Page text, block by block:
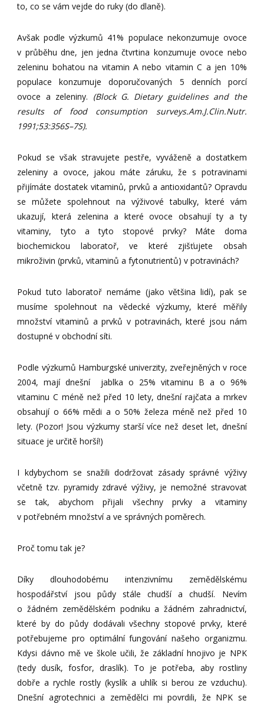
to, co se vám vejde do ruky (do dlaně).
Avšak podle výzkumů 41% populace nekonzumuje ovoce
v průběhu dne, jen jedna čtvrtina konzumuje ovoce nebo
zeleninu bohatou na vitamin A nebo vitamin C a jen 10%
populace konzumuje doporučovaných 5 denních porcí
ovoce a zeleniny. (Block G. Dietary guidelines and the
results of food consumption surveys.Am.J.Clin.Nutr.
1991;53:356S–7S).
Pokud se však stravujete pestře, vyváženě a dostatkem
zeleniny a ovoce, jakou máte záruku, že s potravinami
přijímáte dostatek vitaminů, prvků a antioxidantů? Opravdu
se můžete spolehnout na výživové tabulky, které vám
ukazují, která zelenina a které ovoce obsahují ty a ty
vitaminy, tyto a tyto stopové prvky? Máte doma
biochemickou laboratoř, ve které zjišťujete obsah
mikroživin (prvků, vitaminů a fytonutrientů) v potravinách?
Pokud tuto laboratoř nemáme (jako většina lidí), pak se
musíme spolehnout na vědecké výzkumy, které měřily
množství vitaminů a prvků v potravinách, které jsou nám
dostupné v obchodní síti.
Podle výzkumů Hamburgské univerzity, zveřejněných v roce
2004, mají dnešní jablka o 25% vitaminu B a o 96%
vitaminu C méně než před 10 lety, dnešní rajčata a mrkev
obsahují o 66% mědi a o 50% železa méně než před 10
lety. (Pozor! Jsou výzkumy starší více než deset let, dnešní
situace je určitě horší!)
I kdybychom se snažili dodržovat zásady správné výživy
včetně tzv. pyramidy zdravé výživy, je nemožné stravovat
se tak, abychom přijali všechny prvky a vitaminy
v potřebném množství a ve správných poměrech.
Proč tomu tak je?
Díky dlouhodobému intenzivnímu zemědělskému
hospodářství jsou půdy stále chudší a chudší. Nevím
o žádném zemědělském podniku a žádném zahradnictví,
které by do půdy dodávali všechny stopové prvky, které
potřebujeme pro optimální fungování našeho organizmu.
Kdysi dávno mě ve škole učili, že základní hnojivo je NPK
(tedy dusík, fosfor, draslík). To je potřeba, aby rostliny
dobře a rychle rostly (kyslík a uhlík si berou ze vzduchu).
Dnešní agrotechnici a zemědělci mi povrdili, že NPK se